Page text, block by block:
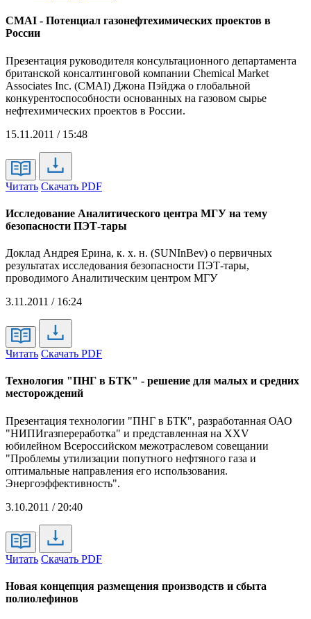
CMAI - Потенциал газонефтехимических проектов в
России
Презентация руководителя консультационного департамента
британской консалтинговой компании Chemical Market
Associates Inc. (CMAI) Джона Пэйджа о глобальной
конкурентоспособности основанных на газовом сырье
нефтехимических проектов в России.
15.11.2011 / 15:48
Читать Скачать PDF
Исследование Аналитического центра МГУ на тему
безопасности ПЭТ-тары
Доклад Андрея Ерина, к. х. н. (SUNInBev) о первичных
результатах исследования безопасности ПЭТ-тары,
проводимого Аналитическим центром МГУ
3.11.2011 / 16:24
Читать Скачать PDF
Технология "ПНГ в БТК" - решение для малых и средних
месторождений
Презентация технологии "ПНГ в БТК", разработанная ОАО
"НИПИгазпереработка" и представленная на XXV
юбилейном Всероссийском межотраслевом совещании
"Проблемы утилизации попутного нефтяного газа и
оптимальные направления его использования.
Энергоэффективность".
3.10.2011 / 20:40
Читать Скачать PDF
Новая концепция размещения производств и сбыта
полиолефинов